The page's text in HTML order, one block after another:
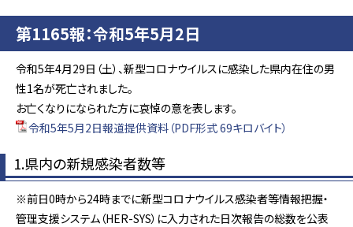
第1165報：令和5年5月2日
令和5年4月29日（土）、新型コロナウイルスに感染した県内在住の男
性1名が死亡されました。
お亡くなりになられた方に哀悼の意を表します。
令和5年5月2日報道提供資料（PDF形式 69キロバイト）
1.県内の新規感染者数等
※前日0時から24時までに新型コロナウイルス感染者等情報把握・
管理支援システム（HER-SYS）に入力された日次報告の総数を公表